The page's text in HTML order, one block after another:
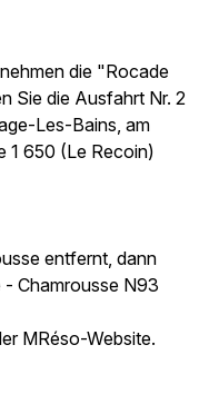
die "Rocade
Sie die Ausfahrt Nr. 2
Les-Bains, am
1 650 (Le Recoin)
entfernt, dann
- Chamrousse N93
MRéso-Website.